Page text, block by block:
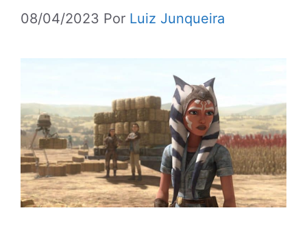
08/04/2023 Por Luiz Junqueira